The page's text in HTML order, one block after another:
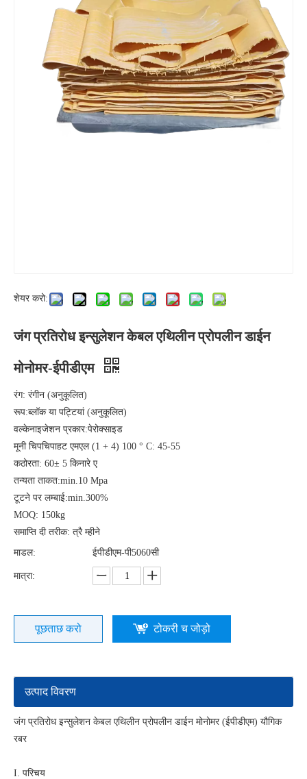
शेयर करो:
जंग प्रतिरोध इन्सुलेशन केबल एथिलीन प्रोपलीन डाईन
मोनोमर-ईपीडीएम
रंग: रंगीन (अनुकूलित)
रूप:ब्लॉक या पट्टियां (अनुकूलित)
वल्केनाइजेशन प्रकार:पेरोक्साइड
मूनी चिपचिपाहट एमएल (1 + 4) 100 ° C: 45-55
कठोरता: 60± 5 किनारे ए
तन्यता ताकत:min.10 Mpa
टूटने पर लम्बाई:min.300%
MOQ: 150kg
समाप्ति दी तरीक: त्रै म्हीने
माडल:
ईपीडीएम-पी5060सी
मात्रा:
पूछताछ करो टोकरी च जोड़ो
उत्पाद विवरण
जंग प्रतिरोध इन्सुलेशन केबल एथिलीन प्रोपलीन डाईन मोनोमर (ईपीडीएम) यौगिक
रबर
I. परिचय